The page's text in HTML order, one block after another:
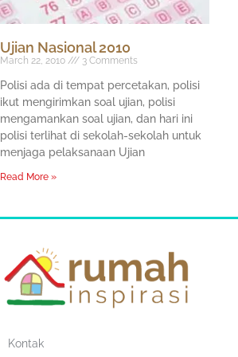
Ujian Nasional 2010
March 22, 2010 3 Comments
Polisi ada di tempat percetakan, polisi
ikut mengirimkan soal ujian, polisi
mengamankan soal ujian, dan hari ini
polisi terlihat di sekolah-sekolah untuk
menjaga pelaksanaan Ujian
Read More »
Kontak